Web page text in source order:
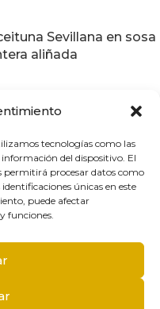
tecnologías como las
del dispositivo. El
permitirá procesar datos como
únicas en este
puede afectar
funciones.
Sevillana en sosa
aliñada
Nº 15
Murcia